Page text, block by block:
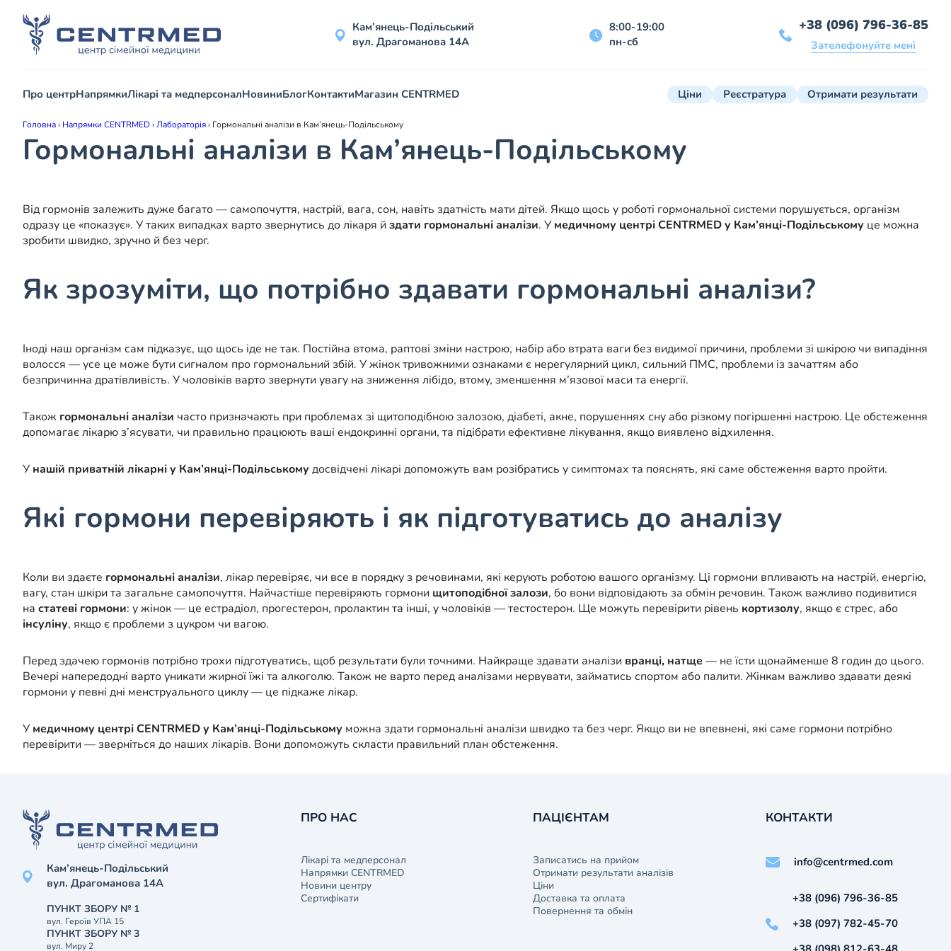
Кам’янець-Подільський
вул. Драгоманова 14А
8:00-19:00
пн-сб
+38 (096) 796-36-85
Зателефонуйте мені
Про центрНапрямкиЛікарі та медперсоналНовиниБлогКонтактиМагазин CENTRMED Ціни Реєстратура Отримати результати
Головна› Напрямки CENTRMED›Лабораторія› Гормональні аналізи в Кам’янець-Подільському
Гормональні аналізи в Кам’янець-Подільському
Від гормонів залежить дуже багато — самопочуття, настрій, вага, сон, навіть здатність мати дітей. Якщо щось у роботі гормональної системи порушується, організм
одразу це «показує». У таких випадках варто звернутись до лікаря й здати гормональні аналізи. У медичному центрі CENTRMED у Кам’янці-Подільському це можна
зробити швидко, зручно й без черг.
Як зрозуміти, що потрібно здавати гормональні аналізи?
Іноді наш організм сам підказує, що щось іде не так. Постійна втома, раптові зміни настрою, набір або втрата ваги без видимої причини, проблеми зі шкірою чи випадіння
волосся — усе це може бути сигналом про гормональний збій. У жінок тривожними ознаками є нерегулярний цикл, сильний ПМС, проблеми із зачаттям або
безпричинна дратівливість. У чоловіків варто звернути увагу на зниження лібідо, втому, зменшення м’язової маси та енергії.
Також гормональні аналізи часто призначають при проблемах зі щитоподібною залозою, діабеті, акне, порушеннях сну або різкому погіршенні настрою. Це обстеження
допомагає лікарю з’ясувати, чи правильно працюють ваші ендокринні органи, та підібрати ефективне лікування, якщо виявлено відхилення.
У нашій приватній лікарні у Кам’янці-Подільському досвідчені лікарі допоможуть вам розібратись у симптомах та пояснять, які саме обстеження варто пройти.
Які гормони перевіряють і як підготуватись до аналізу
Коли ви здаєте гормональні аналізи, лікар перевіряє, чи все в порядку з речовинами, які керують роботою вашого організму. Ці гормони впливають на настрій, енергію,
вагу, стан шкіри та загальне самопочуття. Найчастіше перевіряють гормони щитоподібної залози, бо вони відповідають за обмін речовин. Також важливо подивитися
на статеві гормони: у жінок — це естрадіол, прогестерон, пролактин та інші, у чоловіків — тестостерон. Ще можуть перевірити рівень кортизолу, якщо є стрес, або
інсуліну, якщо є проблеми з цукром чи вагою.
Перед здачею гормонів потрібно трохи підготуватись, щоб результати були точними. Найкраще здавати аналізи вранці, натще— не їсти щонайменше 8 годин до цього.
Вечері напередодні варто уникати жирної їжі та алкоголю. Також не варто перед аналізами нервувати, займатись спортом або палити. Жінкам важливо здавати деякі
гормони у певні дні менструального циклу — це підкаже лікар.
У медичному центрі CENTRMED у Кам’янці-Подільському можна здати гормональні аналізи швидко та без черг. Якщо ви не впевнені, які саме гормони потрібно
перевірити — зверніться до наших лікарів. Вони допоможуть скласти правильний план обстеження.
Кам’янець-Подільський
вул. Драгоманова 14А
ПУНКТ ЗБОРУ № 1
вул. Героїв УПА 15
ПУНКТ ЗБОРУ № 3
вул. Миру 2
ПРО НАС
Лікарі та медперсонал
Напрямки CENTRMED
Новини центру
Сертифікати
ПАЦІЄНТАМ
Записатись на прийом
Отримати результати аналізів
Ціни
Доставка та оплата
Повернення та обмін
КОНТАКТИ
info@centrmed.com
+38 (096) 796-36-85
+38 (097) 782-45-70